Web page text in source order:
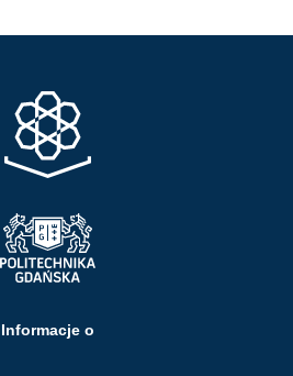
Informacje o